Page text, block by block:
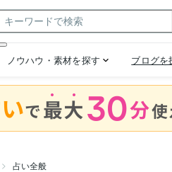
占い全般